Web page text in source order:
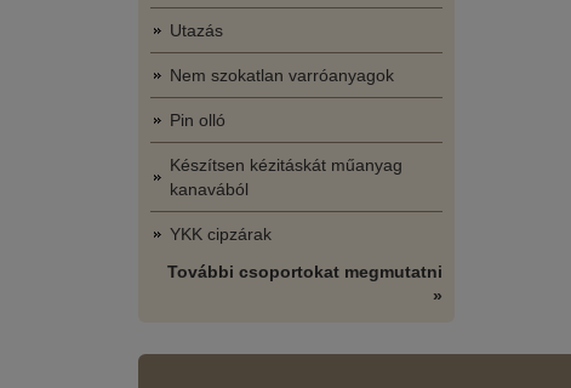
Utazás
Nem szokatlan varróanyagok
Pin olló
Készítsen kézitáskát műanyag
kanavából
YKK cipzárak
További csoportokat megmutatni
»